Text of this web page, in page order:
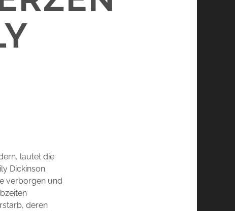
lautet die
Dickinson.
verborgen und
deren